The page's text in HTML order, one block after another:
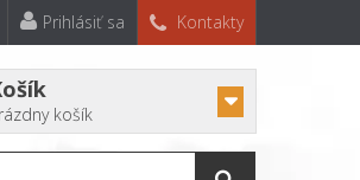
Prihlásiť sa Kontakty
košík